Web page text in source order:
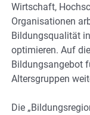
Wirtschaft,
Organisationen
Bildungsqualität
optimieren. Auf
Bildungsangebot
Altersgruppen
Die